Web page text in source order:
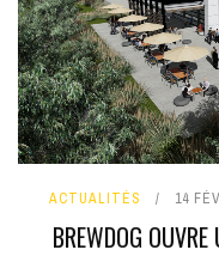
ACTUALITÉS 14
BREWDOG